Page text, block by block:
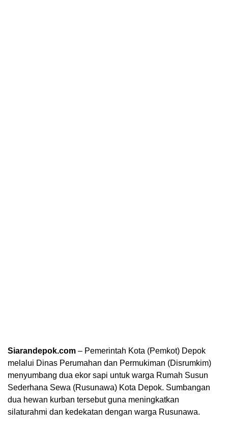
Siarandepok.com – Pemerintah Kota (Pemkot) Depok
melalui Dinas Perumahan dan Permukiman (Disrumkim)
menyumbang dua ekor sapi untuk warga Rumah Susun
Sederhana Sewa (Rusunawa) Kota Depok. Sumbangan
dua hewan kurban tersebut guna meningkatkan
silaturahmi dan kedekatan dengan warga Rusunawa.